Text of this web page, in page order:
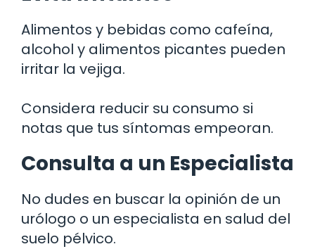
Alimentos y bebidas como cafeína,
alcohol y alimentos picantes pueden
irritar la vejiga.
Considera reducir su consumo si
notas que tus síntomas empeoran.
Consulta a un Especialista
No dudes en buscar la opinión de un
urólogo o un especialista en salud del
suelo pélvico.